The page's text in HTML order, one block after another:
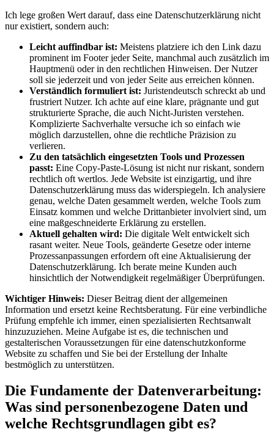
Ich lege großen Wert darauf, dass eine Datenschutzerklärung nicht
nur existiert, sondern auch:
Leicht auffindbar ist: Meistens platziere ich den Link dazu
prominent im Footer jeder Seite, manchmal auch zusätzlich im
Hauptmenü oder in den rechtlichen Hinweisen. Der Nutzer
soll sie jederzeit und von jeder Seite aus erreichen können.
Verständlich formuliert ist: Juristendeutsch schreckt ab und
frustriert Nutzer. Ich achte auf eine klare, prägnante und gut
strukturierte Sprache, die auch Nicht-Juristen verstehen.
Komplizierte Sachverhalte versuche ich so einfach wie
möglich darzustellen, ohne die rechtliche Präzision zu
verlieren.
Zu den tatsächlich eingesetzten Tools und Prozessen
passt: Eine Copy-Paste-Lösung ist nicht nur riskant, sondern
rechtlich oft wertlos. Jede Website ist einzigartig, und ihre
Datenschutzerklärung muss das widerspiegeln. Ich analysiere
genau, welche Daten gesammelt werden, welche Tools zum
Einsatz kommen und welche Drittanbieter involviert sind, um
eine maßgeschneiderte Erklärung zu erstellen.
Aktuell gehalten wird: Die digitale Welt entwickelt sich
rasant weiter. Neue Tools, geänderte Gesetze oder interne
Prozessanpassungen erfordern oft eine Aktualisierung der
Datenschutzerklärung. Ich berate meine Kunden auch
hinsichtlich der Notwendigkeit regelmäßiger Überprüfungen.
Wichtiger Hinweis: Dieser Beitrag dient der allgemeinen
Information und ersetzt keine Rechtsberatung. Für eine verbindliche
Prüfung empfehle ich immer, einen spezialisierten Rechtsanwalt
hinzuzuziehen. Meine Aufgabe ist es, die technischen und
gestalterischen Voraussetzungen für eine datenschutzkonforme
Website zu schaffen und Sie bei der Erstellung der Inhalte
bestmöglich zu unterstützen.
Die Fundamente der Datenverarbeitung:
Was sind personenbezogene Daten und
welche Rechtsgrundlagen gibt es?